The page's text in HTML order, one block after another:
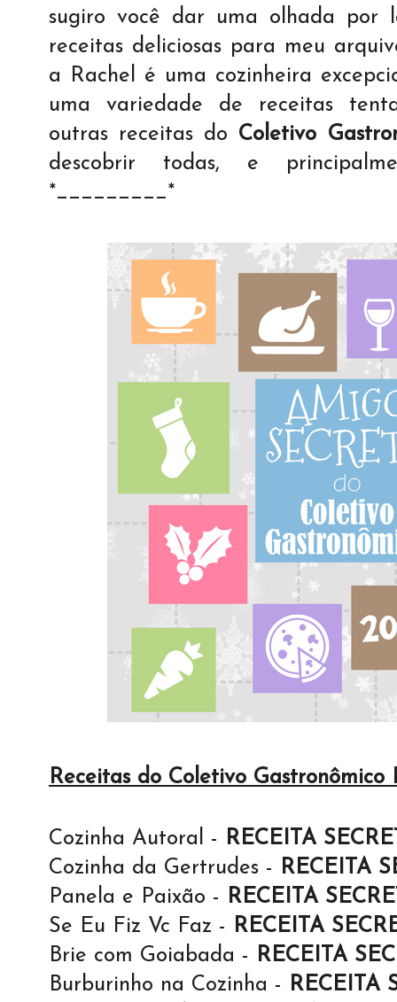
sugiro você dar uma olhada por
receitas deliciosas para meu
a Rachel é uma cozinheira
uma variedade de receitas
outras receitas do Coletivo
descobrir todas, e
*_________*
Receitas do Coletivo Gastronômico
Cozinha Autoral -
RECEITA
Cozinha da Gertrudes -
RECEITA
Panela e Paixão -
RECEITA
Se Eu Fiz Vc Faz -
RECEITA
Brie com Goiabada -
RECEITA
Burburinho na Cozinha -
RECEITA